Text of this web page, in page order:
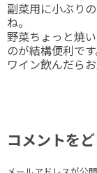
副菜用に小ぶり
ね。
野菜ちょっと焼
のが結構便利です
ワイン飲んだら
コメントを